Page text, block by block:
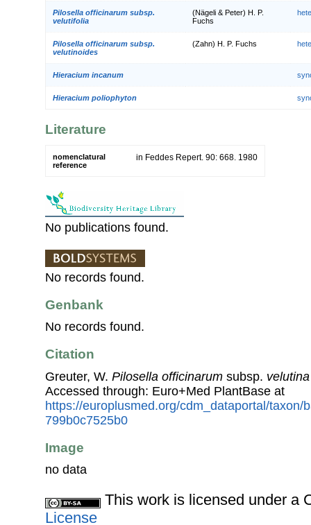
Pilosella officinarum subsp.
velutifolia
(Nägeli & Peter) H. P.
Fuchs
Pilosella officinarum subsp.
velutinoides
(Zahn) H. P. Fuchs
Hieracium incanum
Hieracium poliophyton
Literature
nomenclatural
reference
in Feddes Repert. 90: 668. 1980
No publications found.
No records found.
Genbank
No records found.
Citation
Greuter, W. Pilosella officinarum subsp. velutina
Accessed through: Euro+Med PlantBase at
https://europlusmed.org/cdm_dataportal/taxon/
799b0c7525b0
Image
no data
This work is licensed under a
License